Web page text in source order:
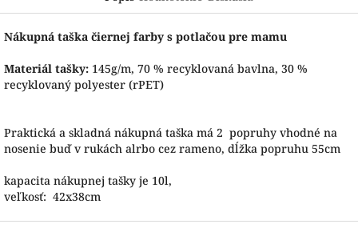
Nákupná taška čiernej farby s potlačou pre mamu
Materiál tašky: 145g/m, 70 % recyklovaná bavlna, 30 %
recyklovaný polyester (rPET)
Praktická a skladná nákupná taška má 2 popruhy vhodné na
nosenie buď v rukách alrbo cez rameno, dĺžka popruhu 55cm
kapacita nákupnej tašky je 10l,
veľkosť: 42x38cm